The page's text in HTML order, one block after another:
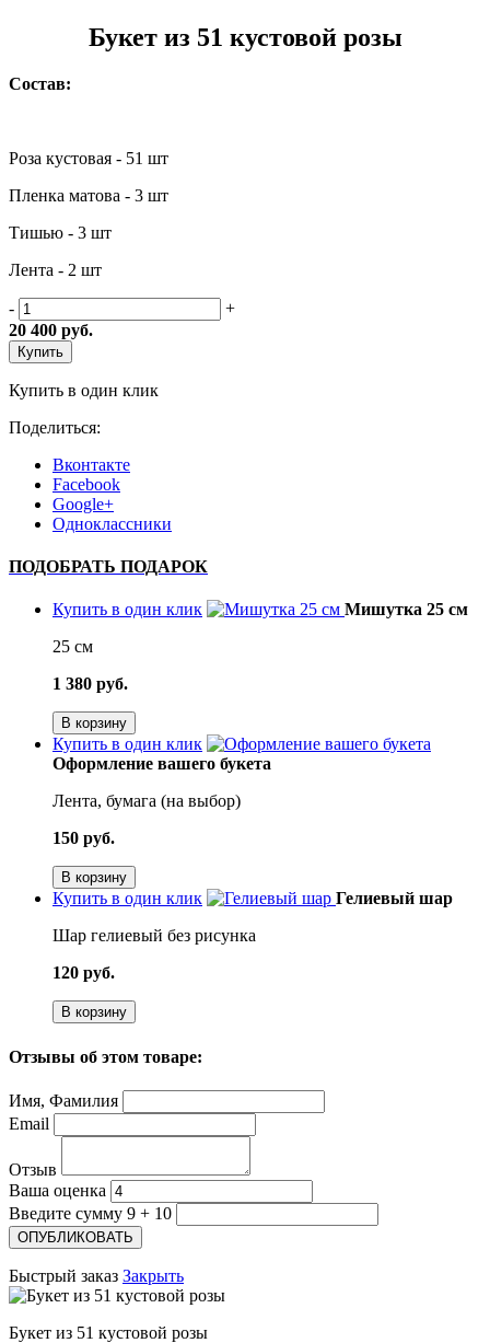
Букет из 51 кустовой розы
Состав:
Роза кустовая - 51 шт
Пленка матова - 3 шт
Тишью - 3 шт
Лента - 2 шт
-
+
20 400 руб.
Купить
Купить в один клик
Поделиться:
Вконтакте
Facebook
Google+
Одноклассники
ПОДОБРАТЬ ПОДАРОК
Купить в один клик
Мишутка 25 см
25 см
1 380 руб.
В корзину
Купить в один клик
Оформление вашего букета
Лента, бумага (на выбор)
150 руб.
В корзину
Купить в один клик
Гелиевый шар
Шар гелиевый без рисунка
120 руб.
В корзину
Отзывы об этом товаре:
Имя, Фамилия
Email
Отзыв
Ваша оценка
Введите сумму 9 + 10
Быстрый заказ Закрыть
Букет из 51 кустовой розы